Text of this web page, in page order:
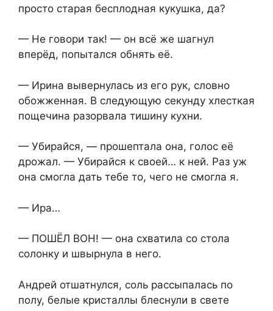
просто старая бесплодная кукушка, да?
— Не говори так! — он всё же шагнул
вперёд, попытался обнять её.
— Ирина вывернулась из его рук, словно
обожженная. В следующую секунду хлесткая
пощечина разорвала тишину кухни.
— Убирайся, — прошептала она, голос её
дрожал. — Убирайся к своей… к ней. Раз уж
она смогла дать тебе то, чего не смогла я.
— Ира…
— ПОШЁЛ ВОН! — она схватила со стола
солонку и швырнула в него.
Андрей отшатнулся, соль рассыпалась по
полу, белые кристаллы блеснули в свете